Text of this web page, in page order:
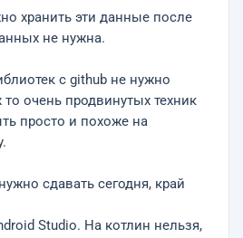
хранить эти данные после
не нужна.
с github не нужно
то очень продвинутых техник
просто и похоже на
сдавать сегодня, край
Studio. На котлин нельзя,